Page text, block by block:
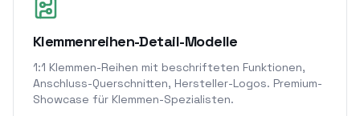
Klemmenreihen-Detail-Modelle
1:1 Klemmen-Reihen mit beschrifteten Funktionen,
Anschluss-Querschnitten, Hersteller-Logos. Premium-
Showcase für Klemmen-Spezialisten.